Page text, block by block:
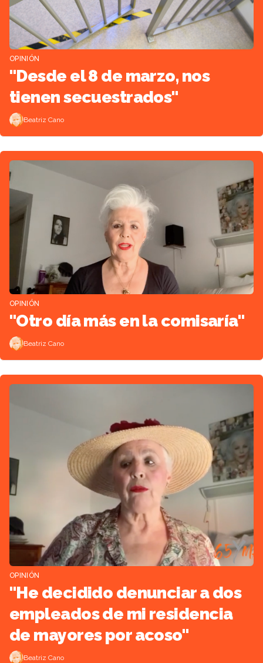
OPINIÓN
"Desde el 8 de marzo, nos
tienen secuestrados"
Beatriz Cano
OPINIÓN
"Otro día más en la comisaría"
Beatriz Cano
OPINIÓN
"He decidido denunciar a dos
empleados de mi residencia
de mayores por acoso"
Beatriz Cano